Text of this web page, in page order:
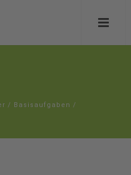
/ Basisaufgaben /